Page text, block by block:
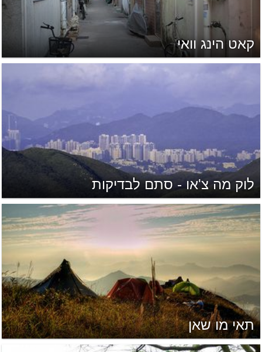
קאט הינג וואי
לוק מה צ'או - סתם לבדיקות
תאי מו שאן